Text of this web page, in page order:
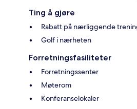
Ting å gjøre
Rabatt på nærliggende
Golf i nærheten
Forretningsfasiliteter
Forretningssenter
Møterom
Konferanselokaler